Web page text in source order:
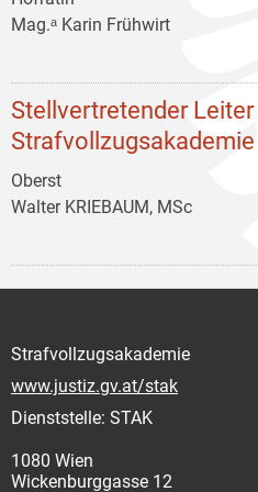
Mag.ᵃ Karin Frühwirt
Stellvertretender Leiter
Strafvollzugsakademie
Oberst
Walter KRIEBAUM, MSc
Strafvollzugsakademie
www.justiz.gv.at/stak
Dienststelle: STAK
1080 Wien
Wickenburggasse 12